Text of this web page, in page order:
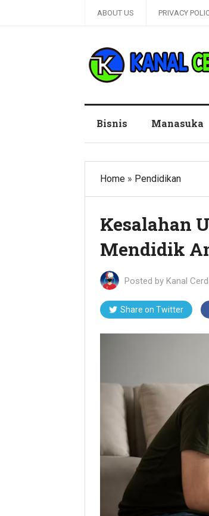
ABOUT US PRIVACY
Bisnis Manasuka
Home » Pendidikan
Kesalahan
Mendidik
Posted by Kanal
Share on Twitter